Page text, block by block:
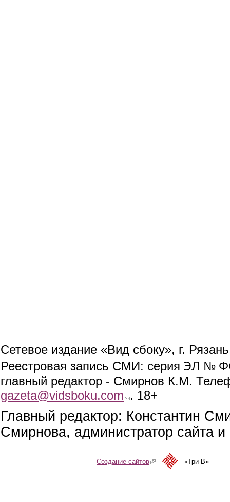
Сетевое издание «Вид сбоку», г.
Реестровая запись СМИ: серия ЭЛ №
главный редактор - Смирнов К.М.
gazeta@vidsboku.com (link sends e-mail)
. 18+
Главный редактор: Константин
Смирнова, администратор сайта
Создание сайтов(link is external)«Три-В»